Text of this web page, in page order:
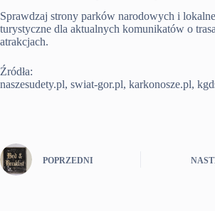
Sprawdzaj strony parków narodowych i
turystyczne dla aktualnych komunikatów o
atrakcjach.
Źródła:
naszesudety.pl, swiat-gor.pl, karkonosze.pl,
POPRZEDNI